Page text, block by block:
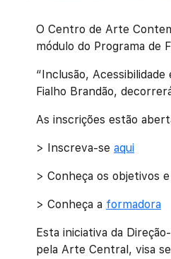
O Centro de Arte
módulo do Programa de
“Inclusão,
Fialho Brandão,
As inscrições estão
> Inscreva-se aqui
> Conheça os objetivos
> Conheça a formadora
Esta iniciativa da
pela Arte Central, visa